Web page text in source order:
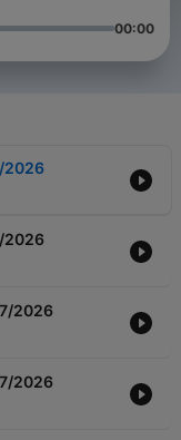
00:00
2026
2026
2026
2026